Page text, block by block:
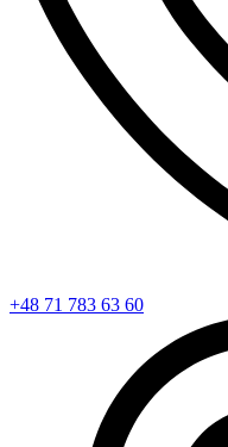
+48 71 783 63 60